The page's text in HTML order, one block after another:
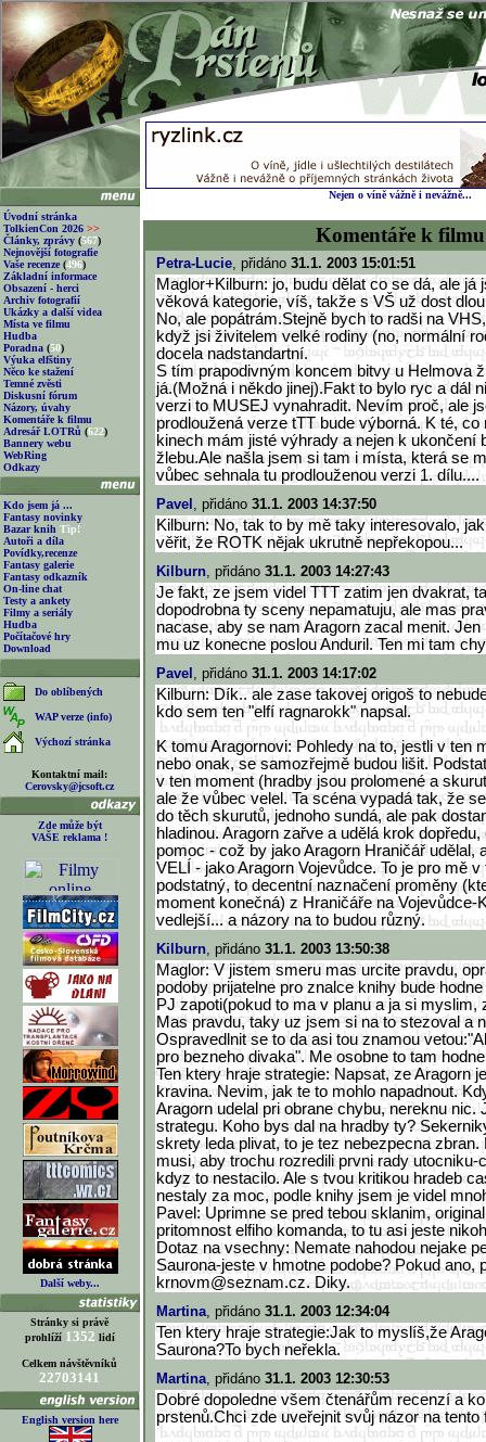
Úvodní stránka
TolkienCon 2026 >>
Články, zprávy (567)
Nejnovější fotografie
Vaše recenze (496)
Základní informace
Obsazení - herci
Archiv fotografií
Ukázky a další videa
Místa ve filmu
Hudba
Poradna (50)
Výuka elfštiny
Něco ke stažení
Temné zvěsti
Diskusní fórum
Názory, úvahy
Komentáře k filmu
Adresář LOTRů (622)
Bannery webu
WebRing
Odkazy
Kdo jsem já ...
Fantasy novinky
Bazar knih Tip!
Autoři a díla
Povídky,recenze
Fantasy galerie
Fantasy odkazník
On-line chat
Testy a ankety
Filmy a seriály
Hudba
Počítačové hry
Download
Do oblíbených
WAP verze (info)
Výchozí stránka
Kontaktní mail:
Cerovsky@jcsoft.cz
Zde může být
VAŠE reklama !
Další weby...
Stránky si právě
prohlíží 1352 lidí
Celkem návštěvníků
22703141
English version here
Nejen o víně vážně i nevážně...
Komentáře k filmu
Petra-Lucie, přidáno 31.1. 2003 15:01:51
Maglor+Kilburn: jo, budu dělat co se dá, ale já
věková kategorie, víš, takže s VŠ už dost
No, ale popátrám.Stejně bych to radši na
když jsi živitelem velké rodiny (no, normální
docela nadstandartní.
S tím prapodivným koncem bitvy u Helmova
já.(Možná i někdo jinej).Fakt to bylo ryc a dál
verzi to MUSEJ vynahradit. Nevím proč, ale
prodloužená verze tTT bude výborná. K té, co
kinech mám jisté výhrady a nejen k ukončení
žlebu.Ale našla jsem si tam i místa, která se
vůbec sehnala tu prodlouženou verzi 1. dílu....
Pavel , přidáno 31.1. 2003 14:37:50
Kilburn: No, tak to by mě taky interesovalo,
věřit, že ROTK nějak ukrutně nepřekopou...
Kilburn, přidáno 31.1. 2003 14:27:43
Je fakt, ze jsem videl TTT zatim jen dvakrat,
dopodrobna ty sceny nepamatuju, ale mas
nacase, aby se nam Aragorn zacal menit.
mu uz konecne poslou Anduril. Ten mi tam
Pavel , přidáno 31.1. 2003 14:17:02
Kilburn: Dík.. ale zase takovej origoš to
kdo sem ten "elfí ragnarokk" napsal.
K tomu Aragornovi: Pohledy na to, jestli v ten
nebo onak, se samozřejmě budou lišit.
v ten moment (hradby jsou prolomené a
ale že vůbec velel. Ta scéna vypadá tak, že
do těch skurutů, jednoho sundá, ale pak
hladinou. Aragorn zařve a udělá krok
pomoc - což by jako Aragorn Hraničář udělal,
VELÍ - jako Aragorn Vojevůdce. To je pro mě
podstatný, to decentní naznačení proměny
moment konečná) z Hraničáře na Vojevůdce-
vedlejší... a názory na to budou různý.
Kilburn, přidáno 31.1. 2003 13:50:38
Maglor: V jistem smeru mas urcite pravdu,
podoby prijatelne pro znalce knihy bude
PJ zapoti(pokud to ma v planu a ja si myslim,
Mas pravdu, taky uz jsem si na to stezoval a
Ospravedlnit se to da asi tou znamou
pro bezneho divaka". Me osobne to tam
Ten ktery hraje strategie: Napsat, ze Aragorn
kravina. Nevim, jak te to mohlo napadnout.
Aragorn udelal pri obrane chybu, nereknu nic.
strategu. Koho bys dal na hradby ty?
skrety leda plivat, to je tez nebezpecna
musi, aby trochu rozredili prvni rady utocniku-
kdyz to nestacilo. Ale s tvou kritikou hradeb
nestaly za moc, podle knihy jsem je videl
Pavel: Uprimne se pred tebou sklanim,
pritomnost elfiho komanda, to tu asi jeste
Dotaz na vsechny: Nemate nahodou nejake
Saurona-jeste v hmotne podobe? Pokud ano,
krnovm@seznam.cz. Diky.
Martina, přidáno 31.1. 2003 12:34:04
Ten ktery hraje strategie:Jak to myslíš,že
Saurona?To bych neřekla.
Martina, přidáno 31.1. 2003 12:30:53
Dobré dopoledne všem čtenářům recenzí a
prstenů.Chci zde uveřejnit svůj názor na tento